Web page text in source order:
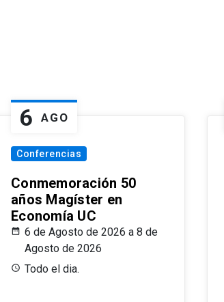
6 AGO
Conferencias
Conmemoración 50
años Magíster en
Economía UC
6 de Agosto de 2026 a 8 de
Agosto de 2026
Todo el dia.